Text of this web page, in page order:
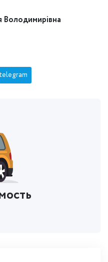
Володимирівна
telegram